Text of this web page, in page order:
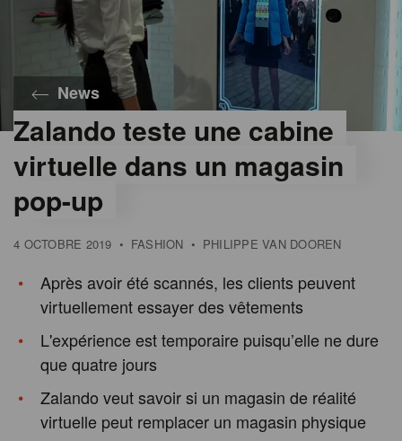
News
Zalando teste une cabine
virtuelle dans un magasin
pop-up
4 OCTOBRE 2019 • FASHION • PHILIPPE VAN DOOREN
Après avoir été scannés, les clients peuvent
virtuellement essayer des vêtements
L'expérience est temporaire puisqu’elle ne dure
que quatre jours
Zalando veut savoir si un magasin de réalité
virtuelle peut remplacer un magasin physique